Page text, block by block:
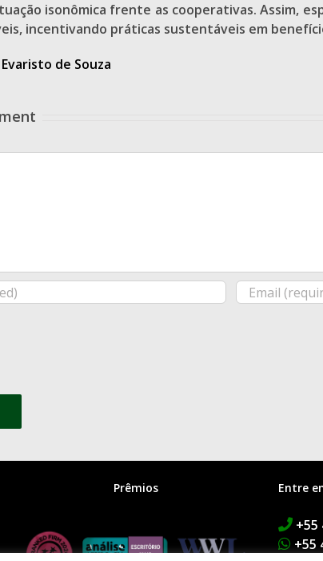
isonômica frente as cooperativas. Assim,
incentivando práticas sustentáveis em
de Souza
Prêmios Entre
+55
+55